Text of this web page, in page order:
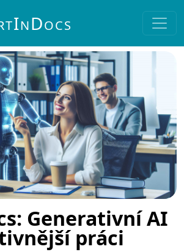
INDOCS
Generativní AI
práci